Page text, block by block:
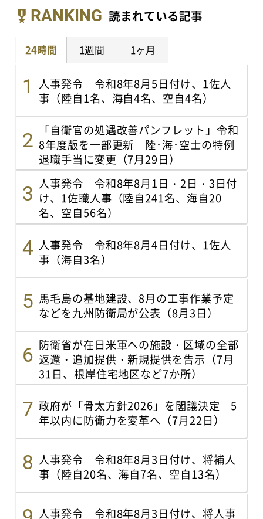
RANKING 読まれている記事
24時間 1週間 1ヶ月
人事発令 令和8年8月5日付け、1佐人
事（陸自1名、海自4名、空自4名）
「自衛官の処遇改善パンフレット」令和
8年度版を一部更新 陸･海･空士の特例
退職手当に変更（7月29日）
人事発令 令和8年8月1日・2日・3日付
け、1佐職人事（陸自241名、海自20
名、空自56名）
人事発令 令和8年8月4日付け、1佐人
事（海自3名）
馬毛島の基地建設、8月の工事作業予定
などを九州防衛局が公表（8月3日）
防衛省が在日米軍への施設・区域の全部
返還・追加提供・新規提供を告示（7月
31日、根岸住宅地区など7か所）
政府が「骨太方針2026」を閣議決定 5
年以内に防衛力を変革へ（7月22日）
人事発令 令和8年8月3日付け、将補人
事（陸自20名、海自7名、空自13名）
人事発令 令和8年8月3日付け、将人事